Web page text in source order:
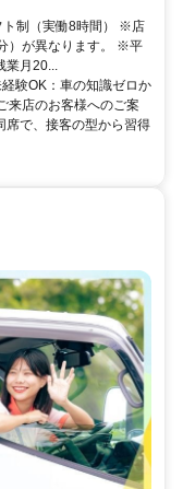
ト制（実働8時間） ※店
）が異なります。 ※平
月20...
験OK：車の知識ゼロか
来店のお客様へのご案
席で、接客の型から習得